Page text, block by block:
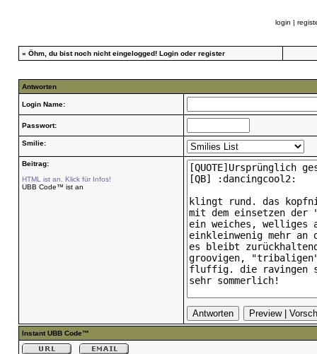
login |
» Öhm, du bist noch nicht eingelogged! Loginoder register
Antworten
Login Name:
Passwort:
Smilie:
Beitrag:
HTML ist an. Klick für Infos!
UBB Code™ ist an
Instant UBB Code™